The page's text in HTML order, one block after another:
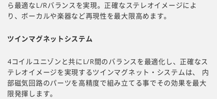
ら最適なL/Rバランスを実現。正確なステレオイメージによ
り、ボーカルや楽器など再現性を最大限高めます。
ツインマグネットシステム
4コイルユニゾンと共にL/R間のバランスを最適化し、正確なス
テレオイメージを実現するツインマグネット・システムは、 内
部磁気回路のパーツを高精度で組み立てる事でその効果を最大
限発揮します。